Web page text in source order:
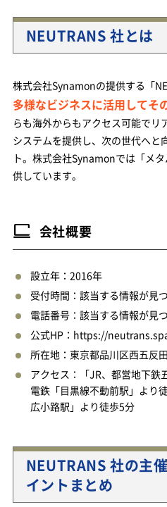
NEUTRANS 社とは
株式会社Synamonの提供する「
多様なビジネスに活用してそ
らも海外からもアクセス可能でリ
システムを提供し、次の世代へと
ト。株式会社Synamonでは「メ
供しています。
会社概要
設立年：2016年
受付時間：該当する情報が見
電話番号：該当する情報が見
公式HP：https://
所在地：東京都品川区西五反
アクセス：「JR、都営地下鉄
電鉄「目黒線不動前駅」より
広小路駅」より徒歩5分
NEUTRANS 社の主
イントまとめ